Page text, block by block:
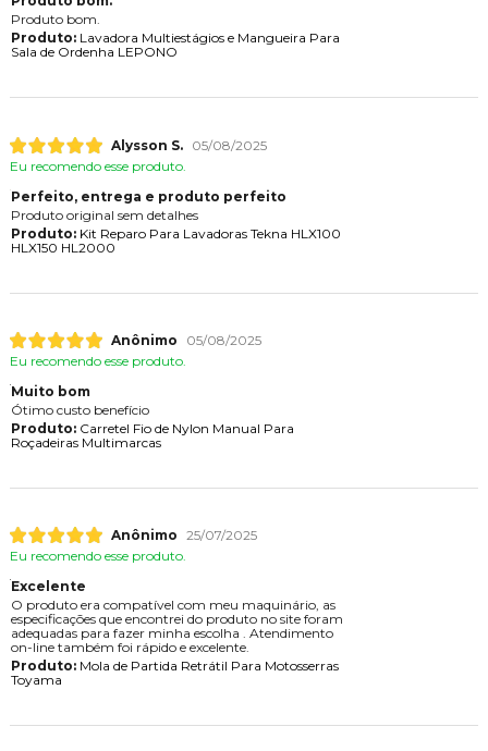
Produto bom.
Produto:Lavadora Multiestágios e Mangueira Para
Sala de Ordenha LEPONO
Alysson S.
05/08/2025
Eu recomendo esse produto.
Perfeito, entrega e produto perfeito
Produto original sem detalhes
Produto:Kit Reparo Para Lavadoras Tekna HLX100
HLX150 HL2000
Anônimo
05/08/2025
Eu recomendo esse produto.
Muito bom
Ótimo custo benefício
Produto:Carretel Fio de Nylon Manual Para
Roçadeiras Multimarcas
Anônimo 25/07/2025
Eu recomendo esse produto.
Excelente
O produto era compatível com meu maquinário, as
especificações que encontrei do produto no site foram
adequadas para fazer minha escolha . Atendimento
on-line também foi rápido e excelente.
Produto:Mola de Partida Retrátil Para Motosserras
Toyama